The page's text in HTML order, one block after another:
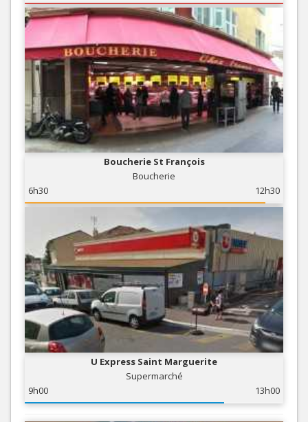
Boucherie St François
Boucherie
6h30
12h30
U Express Saint Marguerite
Supermarché
9h00
13h00